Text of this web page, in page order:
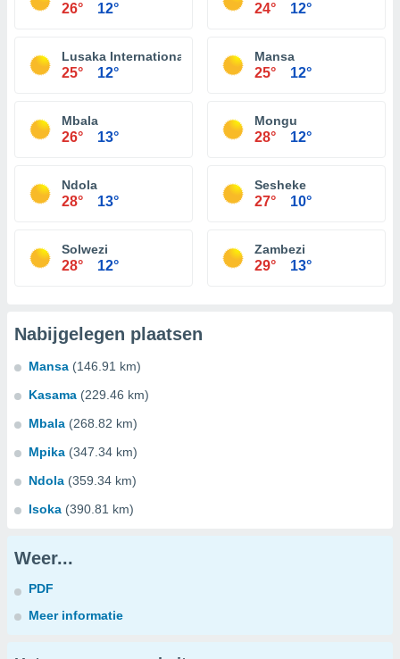
26° 12° 24° 12°
Lusaka International Airport
25° 12°
Mansa
25° 12°
Mbala
26° 13°
Mongu
28° 12°
Ndola
28° 13°
Sesheke
27° 10°
Solwezi
28° 12°
Zambezi
29° 13°
Nabijgelegen plaatsen
Mansa (146.91 km)
Kasama (229.46 km)
Mbala (268.82 km)
Mpika (347.34 km)
Ndola (359.34 km)
Isoka (390.81 km)
Weer...
PDF
Meer informatie